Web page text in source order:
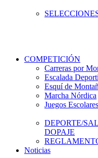
COMPETICIÓN
Carreras por
Escalada
Esquí de
Marcha Nórdica
Juegos Escolares
DEPORTE/
DOPAJE
Noticias